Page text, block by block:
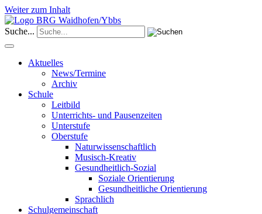
Weiter zum Inhalt
Suche...
Aktuelles
News/Termine
Archiv
Schule
Leitbild
Unterrichts- und Pausenzeiten
Unterstufe
Oberstufe
Naturwissenschaftlich
Musisch-Kreativ
Gesundheitlich-Sozial
Soziale Orientierung
Gesundheitliche Orientierung
Sprachlich
Schulgemeinschaft